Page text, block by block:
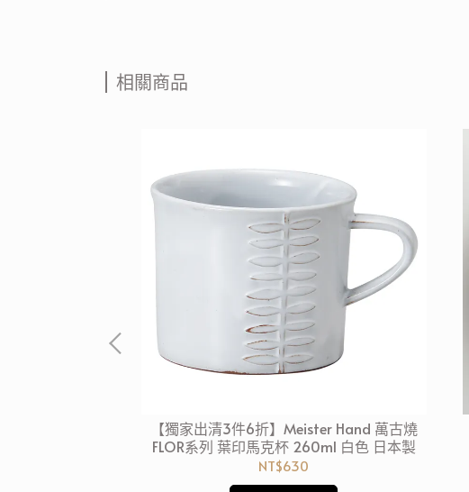
相關商品
【獨家出清3件6折】Meister Hand 萬古燒
FLOR系列 葉印馬克杯 260ml 白色 日本製
NT$630